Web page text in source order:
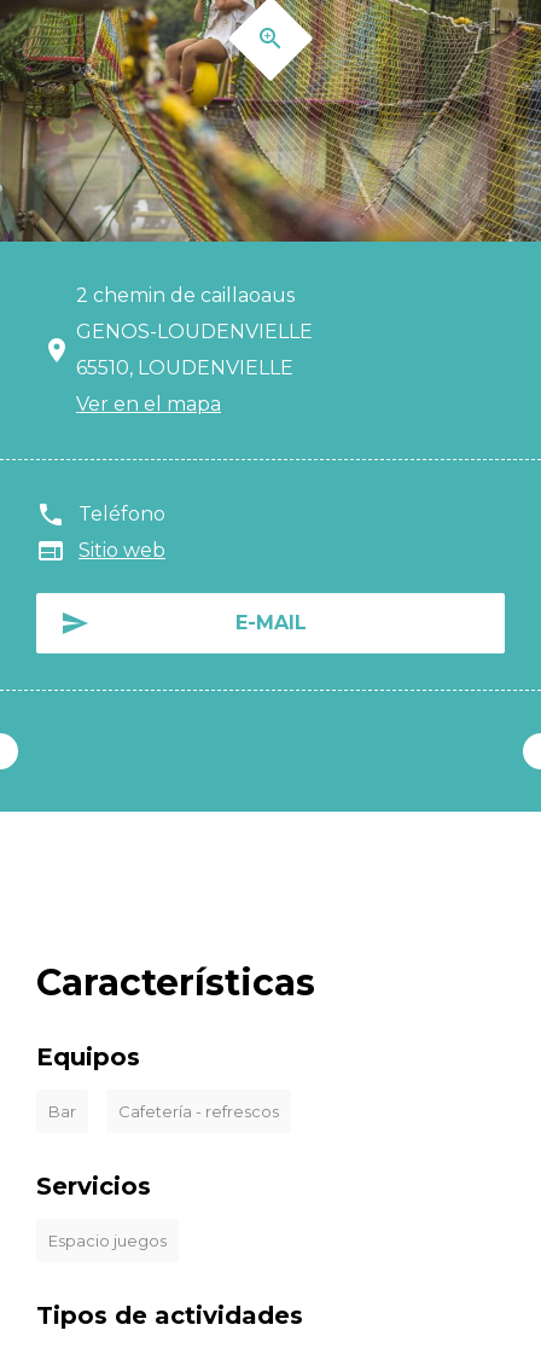
2 chemin de caillaoaus
GENOS-LOUDENVIELLE
65510, LOUDENVIELLE
Ver en el mapa
Teléfono
Sitio web
E-MAIL
Características
Equipos
Bar Cafetería - refrescos
Servicios
Espacio juegos
Tipos de actividades